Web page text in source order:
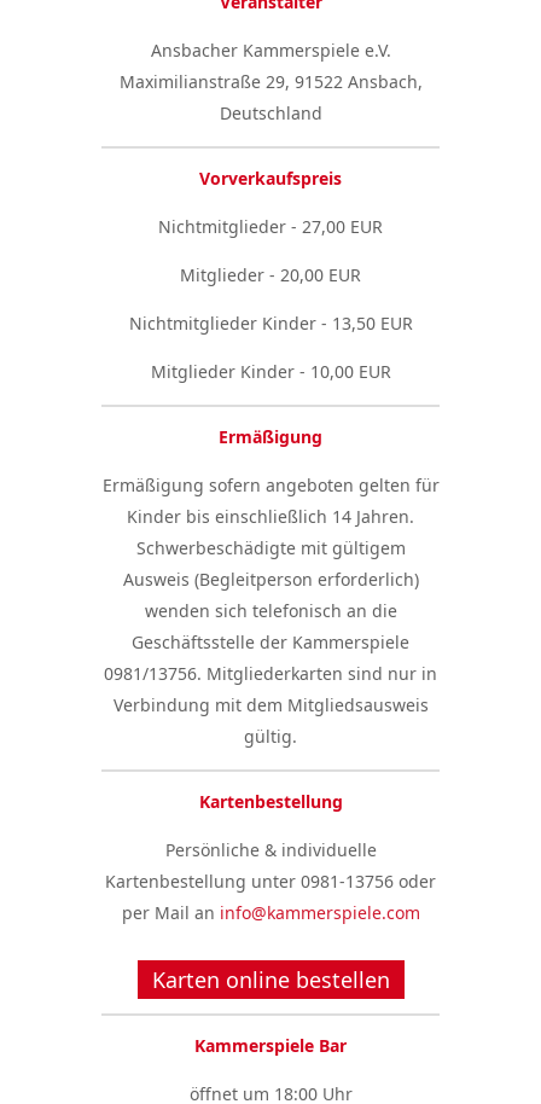
Ansbacher Kammerspiele e.V.
Maximilianstraße 29, 91522 Ansbach,
Deutschland
Vorverkaufspreis
Nichtmitglieder - 27,00 EUR
Mitglieder - 20,00 EUR
Nichtmitglieder Kinder - 13,50 EUR
Mitglieder Kinder - 10,00 EUR
Ermäßigung
Ermäßigung sofern angeboten gelten für
Kinder bis einschließlich 14 Jahren.
Schwerbeschädigte mit gültigem
Ausweis (Begleitperson erforderlich)
wenden sich telefonisch an die
Geschäftsstelle der Kammerspiele
0981/13756. Mitgliederkarten sind nur in
Verbindung mit dem Mitgliedsausweis
gültig.
Kartenbestellung
Persönliche & individuelle
Kartenbestellung unter 0981-13756 oder
per Mail an info@kammerspiele.com
Karten online bestellen
Kammerspiele Bar
öffnet um 18:00 Uhr